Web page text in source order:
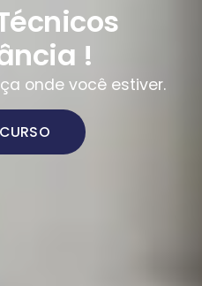
!
onde você estiver.